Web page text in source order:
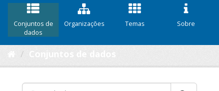
Conjuntos de
dados
Organizações Temas Sobre